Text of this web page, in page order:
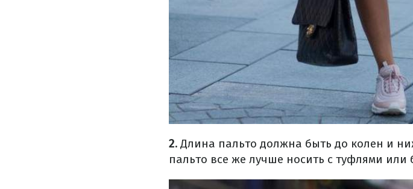
2. Длина пальто должна быть до колен и
пальто все же лучше носить с туфлями или